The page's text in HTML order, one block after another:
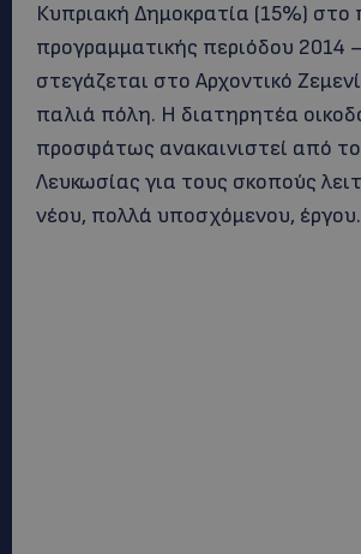
Κυπριακή Δημοκρατία (15%) στο
προγραμματικής περιόδου 2014
στεγάζεται στο Αρχοντικό
παλιά πόλη. Η διατηρητέα
προσφάτως ανακαινιστεί από
Λευκωσίας για τους σκοπούς
νέου, πολλά υποσχόμενου, έργου.